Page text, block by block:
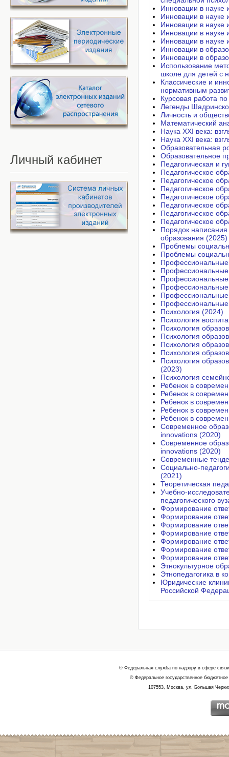
Инновации в науке
Инновации в науке
Инновации в науке
Инновации в науке
Инновации в науке
Инновации в
Инновации в
Использование
школе для детей с
Классические и
нормативным
Курсовая работа
Легенды
Личность и
Математический
Наука XXI века:
Наука XXI века:
Образовательная
Образовательное
Педагогическая и
Педагогическое
Педагогическое
Педагогическое
Педагогическое
Педагогическое
Педагогическое
Педагогическое
Порядок
образования (2025)
Проблемы
Проблемы
Профессиональные
Профессиональные
Профессиональные
Профессиональные
Профессиональные
Профессиональные
Психология (2024)
Психология
Психология
Психология
Психология
Психология
Психология
(2023)
Психология
Ребенок в
Ребенок в
Ребенок в
Ребенок в
Ребенок в
Современное
innovations (2020)
Современное
innovations (2020)
Современные
Социально-
(2021)
Теоретическая
Учебно-
педагогического
Формирование
Формирование
Формирование
Формирование
Формирование
Формирование
Формирование
Этнокультурное
Этнопедагогика в
Юридические
Российской
Личный кабинет
© Федеральная служба по надзору в сфере
© Федеральное государственное
107553, Москва, ул. Большая